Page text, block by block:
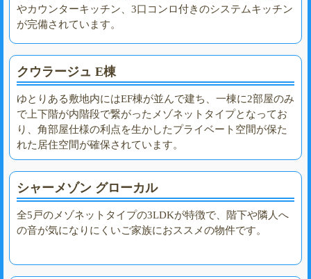
やカウンターキッチン、3口コンロ付きのシステムキッチン
が完備されています。
クウラージュ E棟
ゆとりある敷地内にはEF棟が並んで建ち、一棟に2部屋のみ
で上下階が内階段で繋がったメゾネットタイプとなってお
り、角部屋仕様の利点を生かしたプライベート空間が保た
れた居住空間が確保されています。
シャーメゾン グローカル
全5戸のメゾネットタイプの3LDKが特徴で、階下や隣人へ
の音が気になりにくいご家族におススメの物件です。